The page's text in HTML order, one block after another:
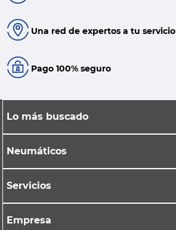
Una red de expertos a tu servicio
Pago 100% seguro
Lo más buscado
Neumáticos
Servicios
Empresa